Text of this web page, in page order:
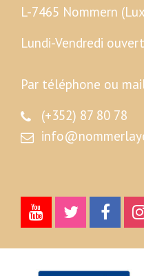
L-7465 Nommern
Lundi-Vendredi
Par téléphone ou
(+352) 87 80 78